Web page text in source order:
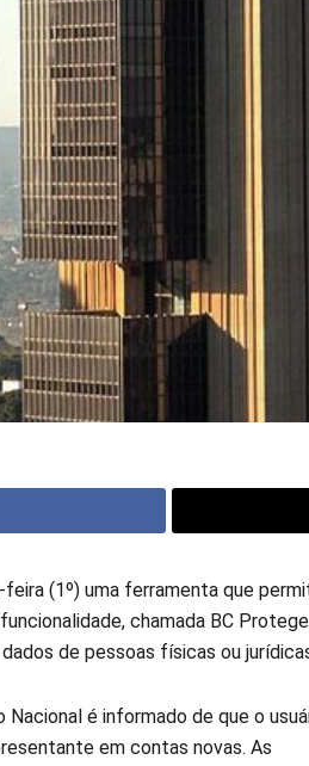
(1º) uma ferramenta que
chamada BC
de pessoas físicas ou
é informado de que o
em contas novas. As